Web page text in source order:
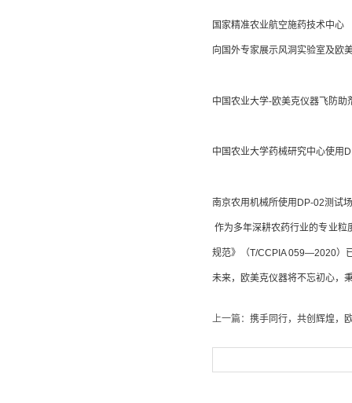
国家精准农业航空施药技术中心
向国外专家展示风洞实验室及欧
中国农业大学-欧美克仪器飞防
中国农业大学药械研究中心使用
南京农用机械所使用DP-02测试
作为多年深耕农药行业的专业粒
规范》（T/CCPIA 059—2020）
未来，欧美克仪器将不忘初心，
上一篇： 携手同行，共创辉煌，